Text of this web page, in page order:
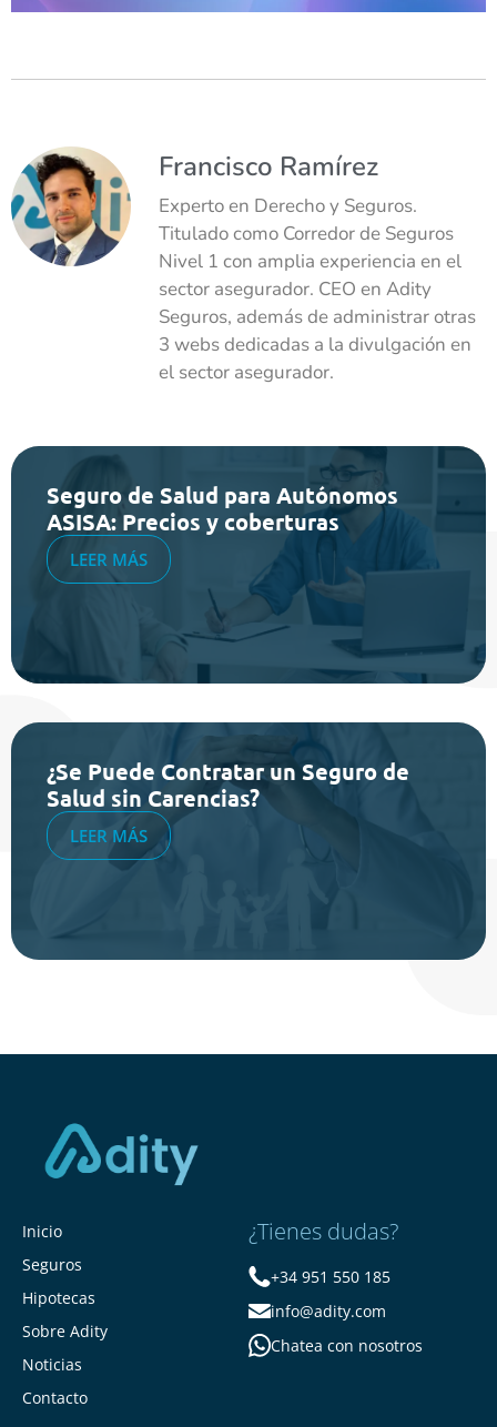
Francisco Ramírez
Experto en Derecho y Seguros.
Titulado como Corredor de Seguros
Nivel 1 con amplia experiencia en el
sector asegurador. CEO en Adity
Seguros, además de administrar otras
3 webs dedicadas a la divulgación en
el sector asegurador.
Seguro de Salud para Autónomos
ASISA: Precios y coberturas
LEER MÁS
¿Se Puede Contratar un Seguro de
Salud sin Carencias?
LEER MÁS
Inicio
Seguros
Hipotecas
Sobre Adity
Noticias
Contacto
¿Tienes dudas?
+34 951 550 185
info@adity.com
Chatea con nosotros